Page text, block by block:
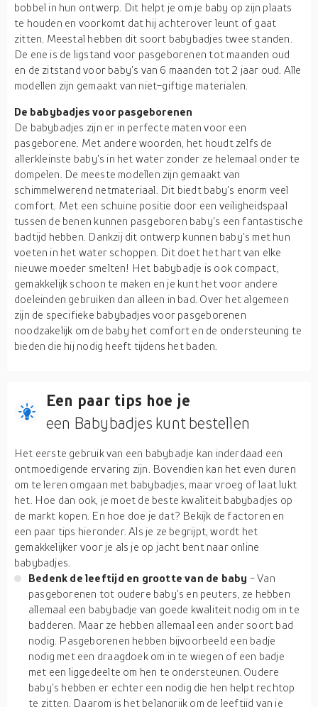
bobbel in hun ontwerp. Dit helpt je om je baby op zijn plaats
te houden en voorkomt dat hij achterover leunt of gaat
zitten. Meestal hebben dit soort babybadjes twee standen.
De ene is de ligstand voor pasgeborenen tot maanden oud
en de zitstand voor baby's van 6 maanden tot 2 jaar oud. Alle
modellen zijn gemaakt van niet-giftige materialen.
De babybadjes voor pasgeborenen
De babybadjes zijn er in perfecte maten voor een
pasgeborene. Met andere woorden, het houdt zelfs de
allerkleinste baby's in het water zonder ze helemaal onder te
dompelen. De meeste modellen zijn gemaakt van
schimmelwerend netmateriaal. Dit biedt baby's enorm veel
comfort. Met een schuine positie door een veiligheidspaal
tussen de benen kunnen pasgeboren baby's een fantastische
badtijd hebben. Dankzij dit ontwerp kunnen baby's met hun
voeten in het water schoppen. Dit doet het hart van elke
nieuwe moeder smelten! Het babybadje is ook compact,
gemakkelijk schoon te maken en je kunt het voor andere
doeleinden gebruiken dan alleen in bad. Over het algemeen
zijn de specifieke babybadjes voor pasgeborenen
noodzakelijk om de baby het comfort en de ondersteuning te
bieden die hij nodig heeft tijdens het baden.
Een paar tips hoe je
een Babybadjes kunt bestellen
Het eerste gebruik van een babybadje kan inderdaad een
ontmoedigende ervaring zijn. Bovendien kan het even duren
om te leren omgaan met babybadjes, maar vroeg of laat lukt
het. Hoe dan ook, je moet de beste kwaliteit babybadjes op
de markt kopen. En hoe doe je dat? Bekijk de factoren en
een paar tips hieronder. Als je ze begrijpt, wordt het
gemakkelijker voor je als je op jacht bent naar online
babybadjes.
Bedenk de leeftijd en grootte van de baby - Van
pasgeborenen tot oudere baby's en peuters, ze hebben
allemaal een babybadje van goede kwaliteit nodig om in te
badderen. Maar ze hebben allemaal een ander soort bad
nodig. Pasgeborenen hebben bijvoorbeeld een badje
nodig met een draagdoek om in te wiegen of een badje
met een liggedeelte om hen te ondersteunen. Oudere
baby's hebben er echter een nodig die hen helpt rechtop
te zitten. Daarom is het belangrijk om de leeftijd van je